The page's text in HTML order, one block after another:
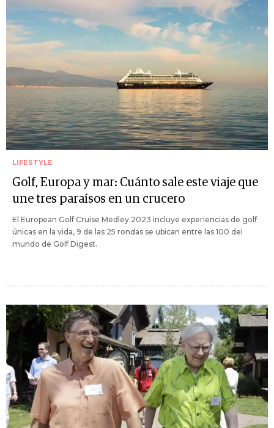
LIFESTYLE
Golf, Europa y mar: Cuánto sale este viaje que
une tres paraísos en un crucero
El European Golf Cruise Medley 2023 incluye experiencias de golf
únicas en la vida, 9 de las 25 rondas se ubican entre las 100 del
mundo de Golf Digest.